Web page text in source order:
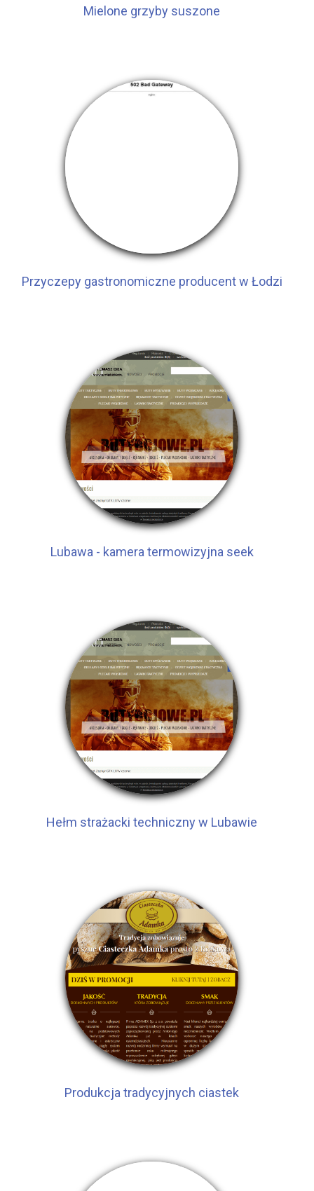
Mielone grzyby suszone
Przyczepy gastronomiczne producent w Łodzi
Lubawa - kamera termowizyjna seek
Hełm strażacki techniczny w Lubawie
Produkcja tradycyjnych ciastek